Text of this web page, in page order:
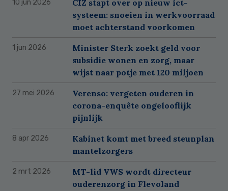
10 jun 2026
CIZ stapt over op nieuw ict-
systeem: snoeien in werkvoorraad
moet achterstand voorkomen
1 jun 2026
Minister Sterk zoekt geld voor
subsidie wonen en zorg, maar
wijst naar potje met 120 miljoen
27 mei 2026
Verenso: vergeten ouderen in
corona-enquête ongelooflijk
pijnlijk
8 apr 2026
Kabinet komt met breed steunplan
mantelzorgers
2 mrt 2026
MT-lid VWS wordt directeur
ouderenzorg in Flevoland